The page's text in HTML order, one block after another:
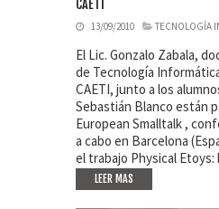
CAETI
13/09/2010 TECNOLOGÍA
El Lic. Gonzalo Zabala,
de Tecnología
CAETI, junto a los
Sebastián Blanco están
European Smalltalk ,
a cabo en Barcelona
el trabajo Physical
LEER MAS